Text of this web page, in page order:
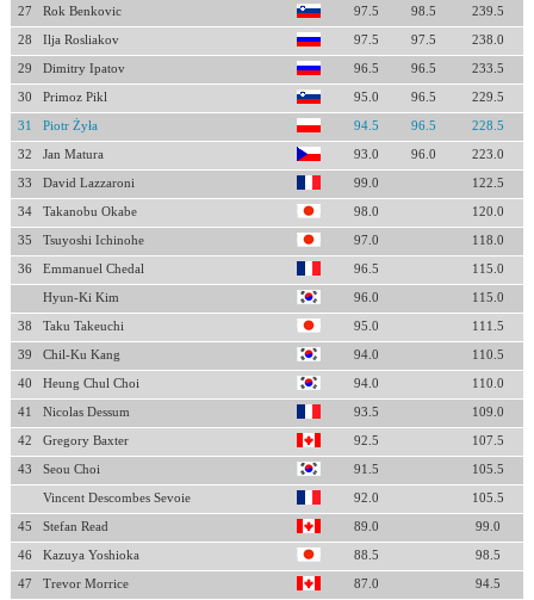
27 Rok Benkovic 97.5 98.5 239.5
28 Ilja Rosliakov 97.5 97.5 238.0
29 Dimitry Ipatov 96.5 96.5 233.5
30 Primoz Pikl 95.0 96.5 229.5
31 Piotr Żyła 94.5 96.5 228.5
32 Jan Matura 93.0 96.0 223.0
33 David Lazzaroni 99.0 122.5
34 Takanobu Okabe 98.0 120.0
35 Tsuyoshi Ichinohe 97.0 118.0
36 Emmanuel Chedal 96.5 115.0
Hyun-Ki Kim 96.0 115.0
38 Taku Takeuchi 95.0 111.5
39 Chil-Ku Kang 94.0 110.5
40 Heung Chul Choi 94.0 110.0
41 Nicolas Dessum 93.5 109.0
42 Gregory Baxter 92.5 107.5
43 Seou Choi 91.5 105.5
Vincent Descombes Sevoie 92.0 105.5
45 Stefan Read 89.0 99.0
46 Kazuya Yoshioka 88.5 98.5
47 Trevor Morrice 87.0 94.5